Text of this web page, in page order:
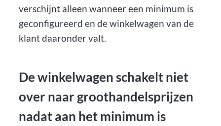
verschijnt alleen wanneer een minimum is
geconfigureerd en de winkelwagen van de
klant daaronder valt.
De winkelwagen schakelt niet
over naar groothandelsprijzen
nadat aan het minimum is